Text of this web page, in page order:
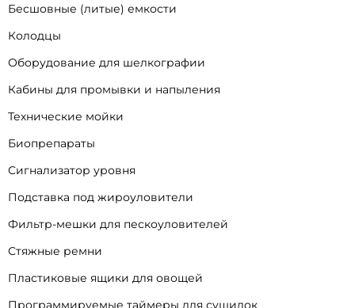
Бесшовные (литые) емкости
Колодцы
Оборудование для шелкографии
Кабины для промывки и напыления
Технические мойки
Биопрепараты
Сигнализатор уровня
Подставка под жироуловители
Фильтр-мешки для пескоуловителей
Стяжные ремни
Пластиковые ящики для овощей